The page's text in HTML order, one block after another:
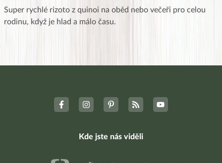
Super rychlé rizoto z quinoi na oběd nebo večeři pro celou
rodinu, když je hlad a málo času.
Kde jste nás viděli